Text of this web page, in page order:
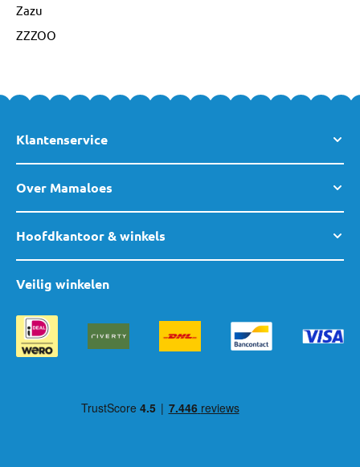
Zazu
ZZZOO
Klantenservice
Over Mamaloes
Hoofdkantoor & winkels
Veilig winkelen